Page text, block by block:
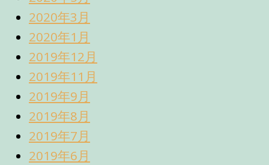
2020年3月
2020年1月
2019年12月
2019年11月
2019年9月
2019年8月
2019年7月
2019年6月